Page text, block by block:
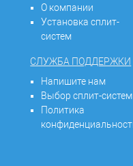
О компании
Установка сплит-
систем
СЛУЖБА ПОДДЕРЖКИ
Напишите нам
Выбор сплит-
Политика